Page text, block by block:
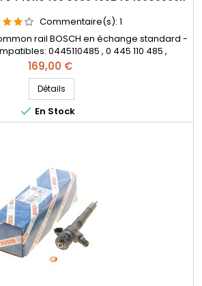
Commentaire(s): 1
rail BOSCH en échange standard -
0445110485 , 0 445 110 485 ,
240 , 16 60 083 99R , 16608399R - Pour
, Dacia 1.5 dCi Pièce d'origine
Prix
169,00 €
Détails
 En Stock